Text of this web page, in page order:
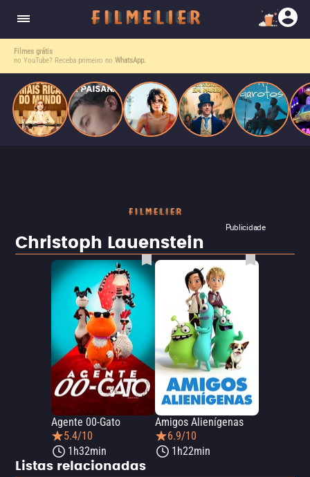
Filmes grátis
no YouTube? Receba primeiro no WhatsApp.
Publicidade
Christoph Lauenstein
Agente 00-Gato
5.4/10
1h32min
Amigos Alienígenas
6.9/10
1h22min
Listas relacionadas
do
Mundo